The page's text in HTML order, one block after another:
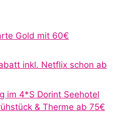
Gold mit 60€
inkl. Netflix schon ab
im 4*S Dorint Seehotel
& Therme ab 75€